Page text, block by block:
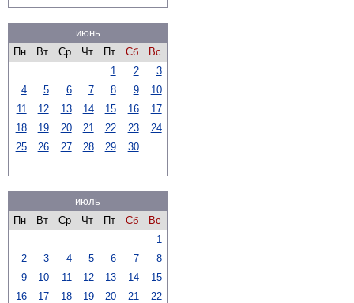
июнь
Пн
Вт Ср Чт Пт Сб
Вс
1
2
3
4
5 6 7 8 9
10
11
12 13 14 15 16
17
18
19 20 21 22 23
24
25
26 27 28 29 30
июль
Пн
Вт Ср Чт Пт Сб
Вс
1
2
3 4 5 6 7
8
9
10 11 12 13 14
15
16
17 18 19 20 21
22